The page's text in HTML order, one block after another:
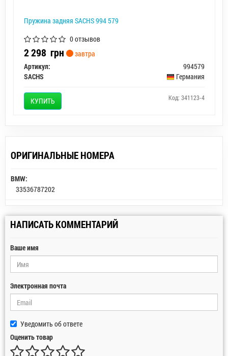
Пружина задняя SACHS 994 579
0 отзывов
2 298 грн
завтра
Артикул:
994579
SACHS
Германия
КУПИТЬ Код: 341123-4
ОРИГИНАЛЬНЫЕ НОМЕРА
BMW:
33536787202
НАПИСАТЬ КОММЕНТАРИЙ
Ваше имя
Электронная почта
Уведомить об ответе
Оценить товар